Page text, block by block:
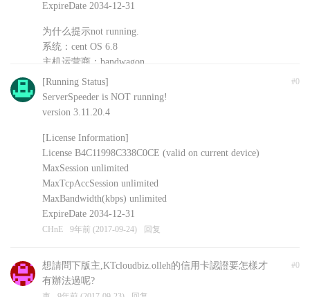
ExpireDate 2034-12-31
为什么提示not running.
系统：cent OS 6.8
主机运营商：bandwagon
安装的其他软件：shadowsockR
CHnE 9年前 (2017-09-24) 回复
#0
[Running Status]
ServerSpeeder is NOT running!
version 3.11.20.4
[License Information]
License B4C11998C338C0CE (valid on current device)
MaxSession unlimited
MaxTcpAccSession unlimited
MaxBandwidth(kbps) unlimited
ExpireDate 2034-12-31
CHnE 9年前 (2017-09-24) 回复
#0
想請問下版主,KTcloudbiz.olleh的信用卡認證要怎樣才
有辦法過呢?